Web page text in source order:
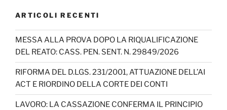
ARTICOLI RECENTI
MESSA ALLA PROVA DOPO LA RIQUALIFICAZIONE
DEL REATO: CASS. PEN. SENT. N. 29849/2026
RIFORMA DEL D.LGS. 231/2001, ATTUAZIONE DELL’AI
ACT E RIORDINO DELLA CORTE DEI CONTI
LAVORO: LA CASSAZIONE CONFERMA IL PRINCIPIO